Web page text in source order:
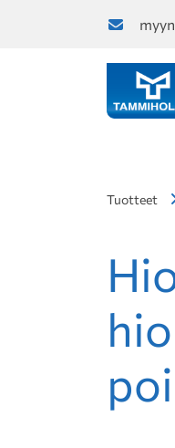
Tuotteet